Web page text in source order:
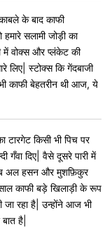
के बाद काफी
सलामी जोड़ी का
में वोक्स और प्लंकेट की
लिए| स्टोक्स कि गेंदबाजी
काफी बेहतरीन थी आज, ये
टारगेट किसी भी पिच पर
गँवा दिए| वैसे दूसरे पारी में
अल हसन और मुशफ़िकुर
काफी बड़े खिलाड़ी के रूप
जा रहा है| उन्होंने आज भी
है|